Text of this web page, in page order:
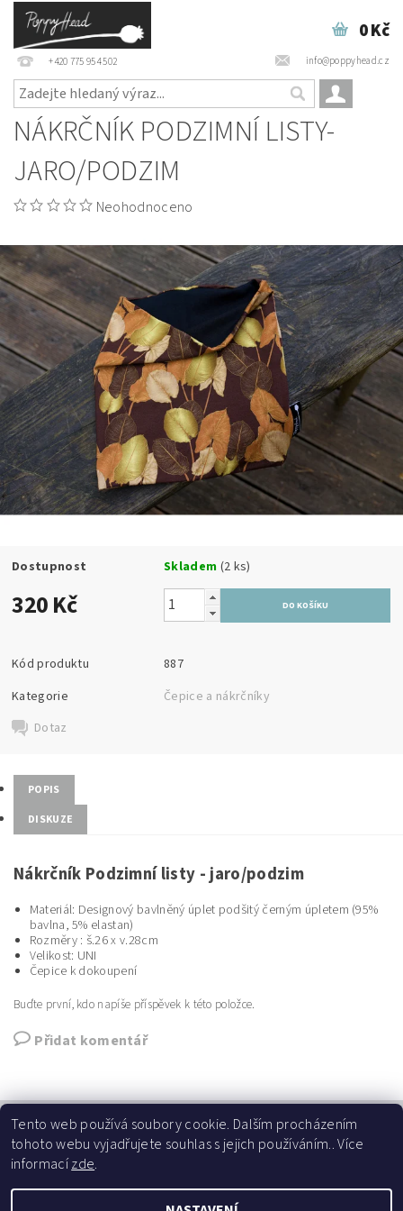
+420 775 954 502 info@poppyhead.cz
0 Kč
NÁKRČNÍK PODZIMNÍ LISTY-
JARO/PODZIM
Neohodnoceno
Dostupnost Skladem (2 ks)
320 Kč
Kód produktu
887
Kategorie
Čepice a nákrčníky
Dotaz
POPIS
DISKUZE
Nákrčník Podzimní listy - jaro/podzim
Materiál: Designový bavlněný úplet podšitý černým úpletem (95%
bavlna, 5% elastan)
Rozměry : š.26 x v.28cm
Velikost: UNI
Čepice k dokoupení
Buďte první, kdo napíše příspěvek k této položce.
Přidat komentář
Tento web používá soubory cookie. Dalším procházením
tohoto webu vyjadřujete souhlas s jejich používáním.. Více
informacízde.